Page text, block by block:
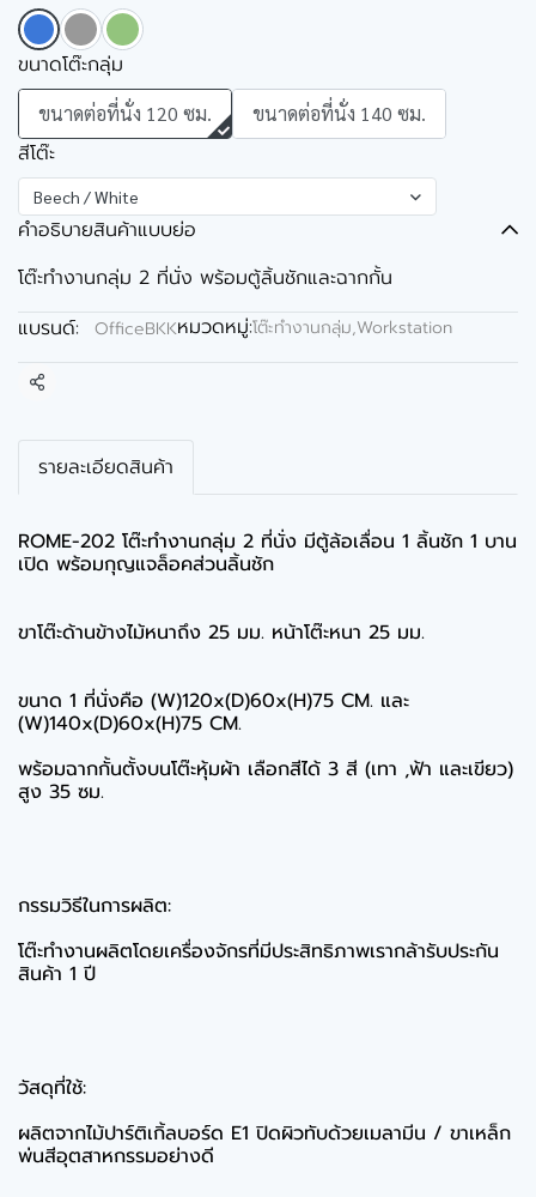
ขนาดโต๊ะกลุ่ม
ขนาดต่อที่นั่ง 120 ซม. ขนาดต่อที่นั่ง 140 ซม.
สีโต๊ะ
Beech / White
คำอธิบายสินค้าแบบย่อ
โต๊ะทำงานกลุ่ม 2 ที่นั่ง พร้อมตู้ลิ้นชักและฉากกั้น
แบรนด์:
OfficeBKKหมวดหมู่:โต๊ะทำงานกลุ่ม,Workstation
แชร์
รายละเอียดสินค้า
ROME-202 โต๊ะทำงานกลุ่ม 2 ที่นั่ง มีตู้ล้อเลื่อน 1 ลิ้นชัก 1 บาน
เปิด พร้อมกุญแจล็อคส่วนลิ้นชัก
ขาโต๊ะด้านข้างไม้หนาถึง 25 มม. หน้าโต๊ะหนา 25 มม.
ขนาด 1 ที่นั่งคือ (W)120x(D)60x(H)75 CM. และ
(W)140x(D)60x(H)75 CM.
พร้อมฉากกั้นตั้งบนโต๊ะหุ้มผ้า เลือกสีได้ 3 สี (เทา ,ฟ้า และเขียว)
สูง 35 ซม.
กรรมวิธีในการผลิต:
โต๊ะทำงานผลิตโดยเครื่องจักรที่มีประสิทธิภาพเรากล้ารับประกัน
สินค้า 1 ปี
วัสดุที่ใช้:
ผลิตจากไม้ปาร์ติเกิ้ลบอร์ด E1 ปิดผิวทับด้วยเมลามีน / ขาเหล็ก
พ่นสีอุตสาหกรรมอย่างดี